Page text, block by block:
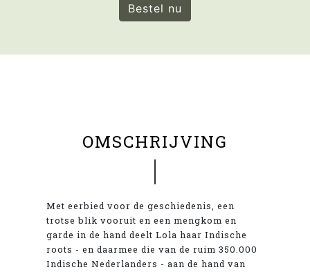
Bestel nu
OMSCHRIJVING
Met eerbied voor de geschiedenis, een
trotse blik vooruit en een mengkom en
garde in de hand deelt Lola haar Indische
roots - en daarmee die van de ruim 350.000
Indische Nederlanders - aan de hand van